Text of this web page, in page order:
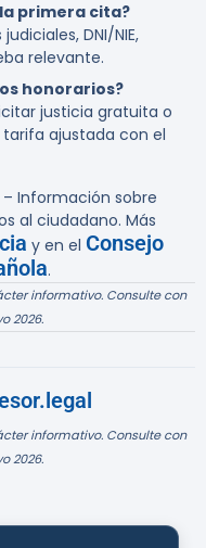
primera cita?
DNI/NIE,
relevante.
honorarios?
justicia gratuita o
ajustada con el
Información sobre
al ciudadano. Más
y en el Consejo
.
informativo. Consulte con
2026.
informativo. Consulte con
2026.